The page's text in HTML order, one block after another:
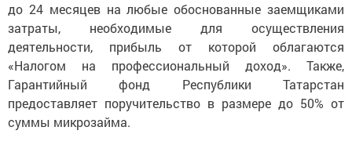
до 24 месяцев на любые обоснованные заемщиками
затраты, необходимые для осуществления
деятельности, прибыль от которой облагаются
«Налогом на профессиональный доход». Также,
Гарантийный фонд Республики Татарстан
предоставляет поручительство в размере до 50% от
суммы микрозайма.